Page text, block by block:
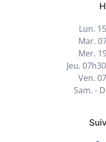
Lun.
Mar.
Mer.
Jeu.
Ven.
Sam. -